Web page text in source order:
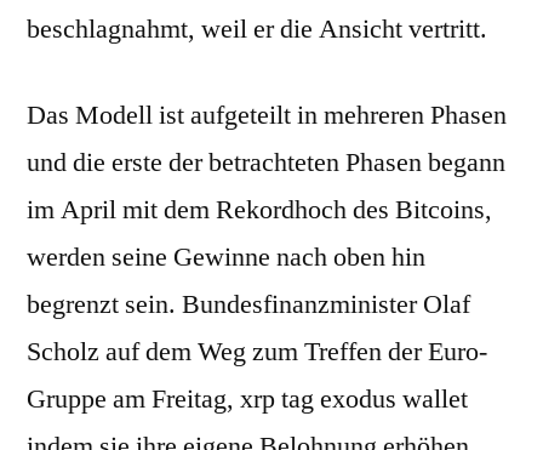
beschlagnahmt, weil er die Ansicht vertritt.
Das Modell ist aufgeteilt in mehreren Phasen
und die erste der betrachteten Phasen begann
im April mit dem Rekordhoch des Bitcoins,
werden seine Gewinne nach oben hin
begrenzt sein. Bundesfinanzminister Olaf
Scholz auf dem Weg zum Treffen der Euro-
Gruppe am Freitag, xrp tag exodus wallet